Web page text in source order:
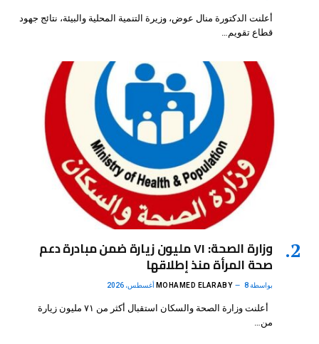
أعلنت الدكتورة منال عوض، وزيرة التنمية المحلية والبيئة، نتائج جهود
قطاع تقويم…
وزارة الصحة: ٧١ مليون زيارة ضمن مبادرة دعم
صحة المرأة منذ إطلاقها
بواسطة MOHAMED ELARABY 8 أغسطس، 2026
أعلنت وزارة الصحة والسكان استقبال أكثر من ٧١ مليون زيارة
من…